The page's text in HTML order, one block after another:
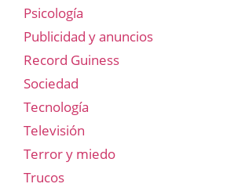
Psicología
Publicidad y anuncios
Record Guiness
Sociedad
Tecnología
Televisión
Terror y miedo
Trucos